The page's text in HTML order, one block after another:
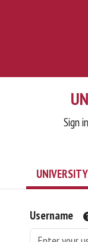
Sign
UNIVERSITY
Username